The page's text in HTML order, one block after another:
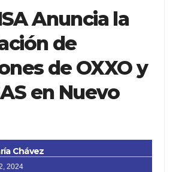
Anuncia la
de
de OXXO y
en Nuevo
Chávez
2024